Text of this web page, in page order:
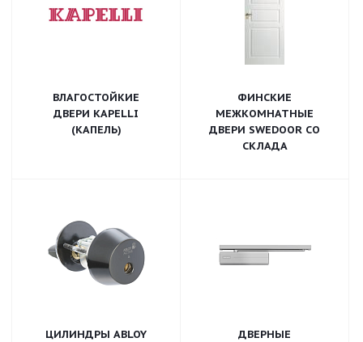
ВЛАГОСТОЙКИЕ
ДВЕРИ KAPELLI
(КАПЕЛЬ)
ФИНСКИЕ
МЕЖКОМНАТНЫЕ
ДВЕРИ SWEDOOR СО
СКЛАДА
ЦИЛИНДРЫ ABLOY
ДВЕРНЫЕ